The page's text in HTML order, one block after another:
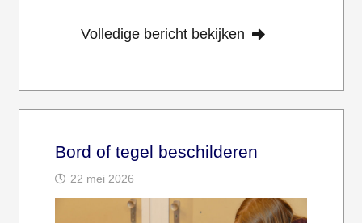
Volledige bericht bekijken
Bord of tegel beschilderen
22 mei 2026